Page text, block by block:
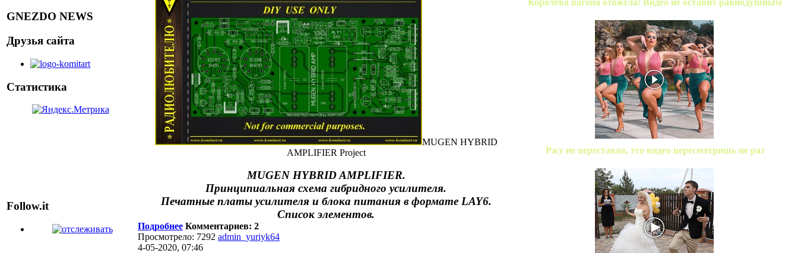
GNEZDO NEWS
Друзья сайта
Статистика
Follow.it
MUGEN HYBRID
AMPLIFIER Project
MUGEN HYBRID AMPLIFIER.
Принципиальная схема гибридного усилителя.
Печатные платы усилителя и блока питания в формате LAY6.
Список элементов.
Подробнее Комментариев: 2
Просмотрело: 7292 admin_yuriyk64
4-05-2020, 07:46
Королева вагона отожгла! Видео не оставит равнодушным
Ржу не переставая, это видео пересмотришь не раз